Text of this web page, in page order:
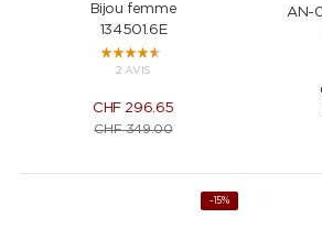
Bijou femme
134501.6E
2 AVIS
CHF296.65
CHF349.00
AN-
-15%